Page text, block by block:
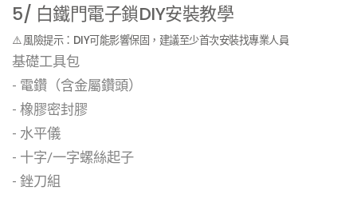
5/ 白鐵門電子鎖DIY安裝教學
⚠️ 風險提示：DIY可能影響保固，建議至少首次安裝找專業人員
基礎工具包
- 電鑽（含金屬鑽頭）
- 橡膠密封膠
- 水平儀
- 十字/一字螺絲起子
- 銼刀組